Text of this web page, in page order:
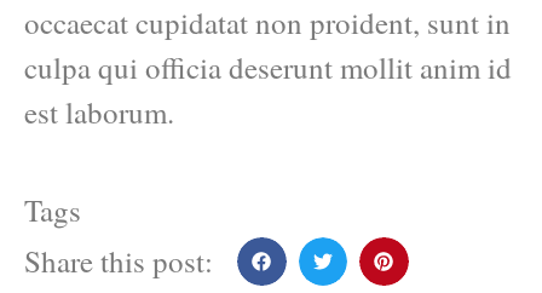
occaecat cupidatat non proident, sunt in
culpa qui officia deserunt mollit anim id
est laborum.
Tags
Share this post: